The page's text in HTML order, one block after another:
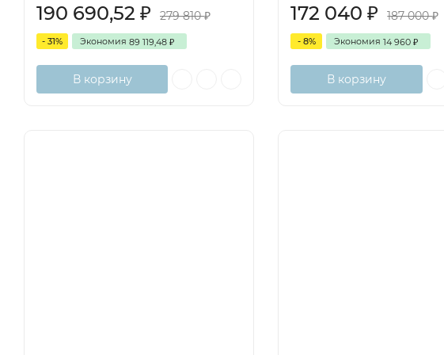
190 690,52 ₽ 279 810₽
- 31% Экономия 89 119,48 ₽
В корзину
172 040₽ 187 000₽
- 8% Экономия14 960₽
В корзину